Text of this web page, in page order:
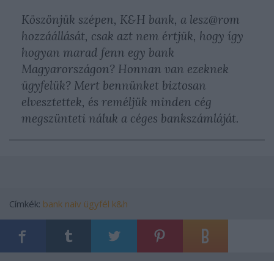
Köszönjük szépen, K&H bank, a lesz@rom
hozzáállását, csak azt nem értjük, hogy így
hogyan marad fenn egy bank
Magyarországon? Honnan van ezeknek
ügyfelük? Mert bennünket biztosan
elvesztettek, és reméljük minden cég
megszünteti náluk a céges bankszámláját.
Címkék: bank naiv ügyfél k&h